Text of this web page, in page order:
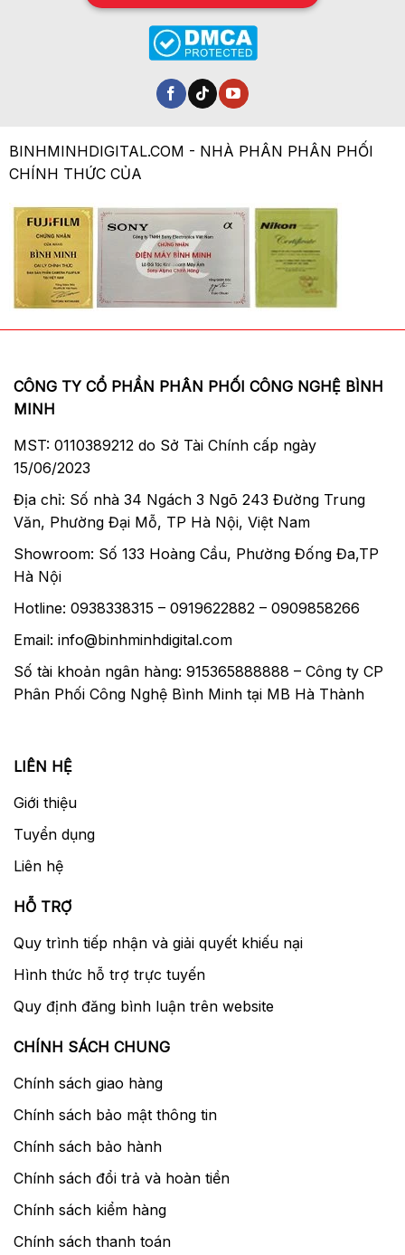
BINHMINHDIGITAL.COM - NHÀ PHÂN PHÂN PHỐI
CHÍNH THỨC CỦA
CÔNG TY CỔ PHẦN PHÂN PHỐI CÔNG NGHỆ BÌNH
MINH
MST: 0110389212 do Sở Tài Chính cấp ngày
15/06/2023
Địa chỉ: Số nhà 34 Ngách 3 Ngõ 243 Đường Trung
Văn, Phường Đại Mỗ, TP Hà Nội, Việt Nam
Showroom: Số 133 Hoàng Cầu, Phường Đống Đa,TP
Hà Nội
Hotline: 0938338315 – 0919622882 – 0909858266
Email: info@binhminhdigital.com
Số tài khoản ngân hàng: 915365888888 – Công ty CP
Phân Phối Công Nghệ Bình Minh tại MB Hà Thành
LIÊN HỆ
Giới thiệu
Tuyển dụng
Liên hệ
HỖ TRỢ
Quy trình tiếp nhận và giải quyết khiếu nại
Hình thức hỗ trợ trực tuyến
Quy định đăng bình luận trên website
CHÍNH SÁCH CHUNG
Chính sách giao hàng
Chính sách bảo mật thông tin
Chính sách bảo hành
Chính sách đổi trả và hoàn tiền
Chính sách kiểm hàng
Chính sách thanh toán